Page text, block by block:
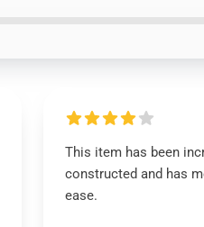
This item has been
constructed and has
ease.